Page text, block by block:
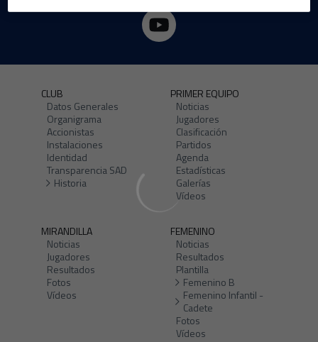
CLUB
Datos Generales
Organigrama
Accionistas
Instalaciones
Identidad
Transparencia SAD
Historia
PRIMER EQUIPO
Noticias
Jugadores
Clasificación
Partidos
Agenda
Estadísticas
Galerías
Vídeos
MIRANDILLA
Noticias
Jugadores
Resultados
Fotos
Vídeos
FEMENINO
Noticias
Resultados
Plantilla
Femenino B
Femenino Infantil -
Cadete
Fotos
Vídeos